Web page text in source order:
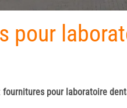
pour
fournitures pour laboratoire